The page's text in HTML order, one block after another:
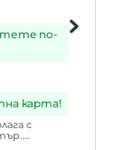
по-
карта!
с